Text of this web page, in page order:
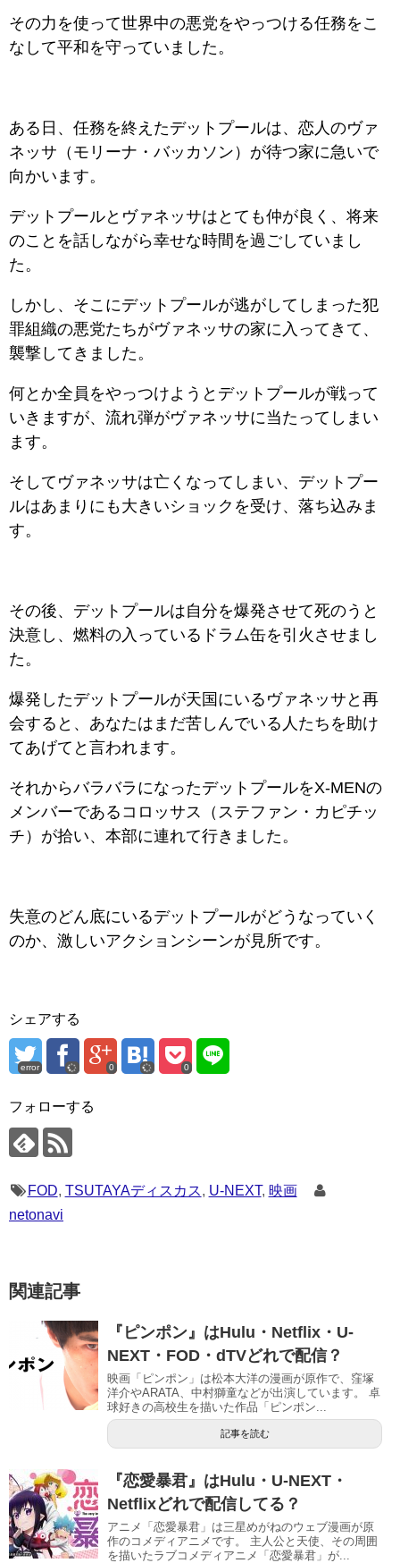
その力を使って世界中の悪党をやっつける任務をこ
なして平和を守っていました。
ある日、任務を終えたデットプールは、恋人のヴァ
ネッサ（モリーナ・バッカソン）が待つ家に急いで
向かいます。
デットプールとヴァネッサはとても仲が良く、将来
のことを話しながら幸せな時間を過ごしていまし
た。
しかし、そこにデットプールが逃がしてしまった犯
罪組織の悪党たちがヴァネッサの家に入ってきて、
襲撃してきました。
何とか全員をやっつけようとデットプールが戦って
いきますが、流れ弾がヴァネッサに当たってしまい
ます。
そしてヴァネッサは亡くなってしまい、デットプー
ルはあまりにも大きいショックを受け、落ち込みま
す。
その後、デットプールは自分を爆発させて死のうと
決意し、燃料の入っているドラム缶を引火させまし
た。
爆発したデットプールが天国にいるヴァネッサと再
会すると、あなたはまだ苦しんでいる人たちを助け
てあげてと言われます。
それからバラバラになったデットプールをX-MENの
メンバーであるコロッサス（ステファン・カピチッ
チ）が拾い、本部に連れて行きました。
失意のどん底にいるデットプールがどうなっていく
のか、激しいアクションシーンが見所です。
シェアする
error 0 0
フォローする
FOD, TSUTAYAディスカス, U-NEXT, 映画
netonavi
関連記事
『ピンポン』はHulu・Netflix・U-
NEXT・FOD・dTVどれで配信？
映画「ピンポン」は松本大洋の漫画が原作で、窪塚
洋介やARATA、中村獅童などが出演しています。 卓
球好きの高校生を描いた作品「ピンポン...
記事を読む
『恋愛暴君』はHulu・U-NEXT・
Netflixどれで配信してる？
アニメ「恋愛暴君」は三星めがねのウェブ漫画が原
作のコメディアニメです。 主人公と天使、その周囲
を描いたラブコメディアニメ「恋愛暴君」が...